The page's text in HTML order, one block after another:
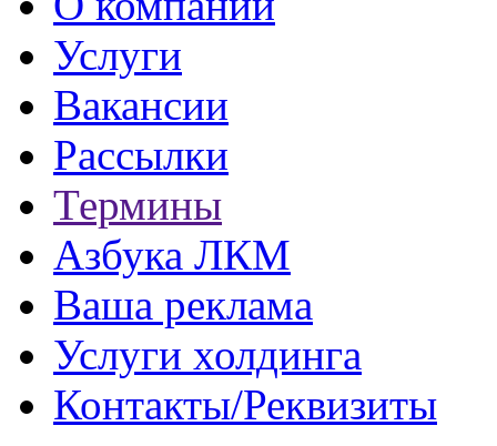
Услуги
Вакансии
Рассылки
Термины
Азбука ЛКМ
Ваша реклама
Услуги холдинга
Контакты/Реквизиты